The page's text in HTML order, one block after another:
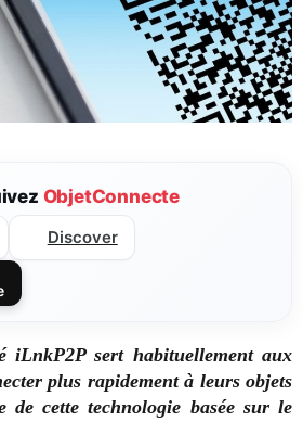
ObjetConnecte
Discover
iLnkP2P sert habituellement aux
plus rapidement à leurs objets
de cette technologie basée sur le